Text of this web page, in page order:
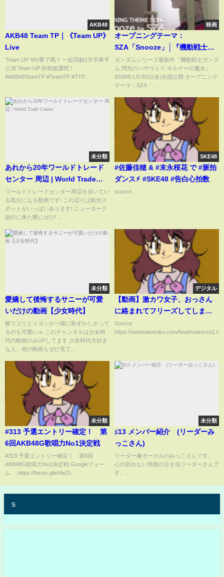
AKB48
AKB48 Team TP｜《Team UP》
Live
’Team UP‘ MV看了嗎？ 一起回顧1月手牽手
公演 Team UP 的初披露吧！
#AKB48TeamTP #TeamTP #TTP⁣...
映画
オープニングテーマ：
SZA「Snooze」│『機動戦士ガ
ンダム 閃光のハサウェイ キルケ
ーの魔女』公開直前記念スペシ
ャルPV
ガンダムシリーズ最新作『機動戦士ガンダ
ム 閃光のハサウェイ キルケーの魔女』
2026年1月30日(金)全国公開 オープニング
テーマ：SZA「...
未分類
あれから20年ワールドトレード
センター 周辺 | World Trade
Center
ワールドトレードセンター周辺を歩いてい
る気分になる動画です! この辺りは観光ス
ポットがいっぱいあります! ニューヨーク
旅行に来た際にぜひ! ...
SKE48
#佐藤佳穂 & #末永桜花 で #脈拍
ダンス⚡︎ #SKE48 #告白心拍数
source...
未分類
愛嬌して後悔するサニーが可愛
いだけの動画【少女時代】
横でユリとスヨンが一緒に恥ずかしがって
るのも可愛いｗ このチャンネルは少女時
代の動画のみUPしてます 少女時代大好き
な人、他の動画もぜひ見て...
デジタル
【動画】激カワ女子、おっさん
に絡まれてフリーズしてしま
う…
Source:
https://newmatosoku.com/feed/main/
未分類
#313 予選エントリー確定！ 第
6回AKB48G歌唱力No1決定戦
#313 予選エントリー確定！ 第6回
AKB48G歌唱力No1決定戦 Googleフォー
ム https://forms.gle/rfwZt...
未分類
♯13 メンバー紹介 (リーダーみ
っこさん)
リーダー兼ボーカルのみっこさんです。
心の折れない情熱の泣き虫リーダーさんで
す。...
s